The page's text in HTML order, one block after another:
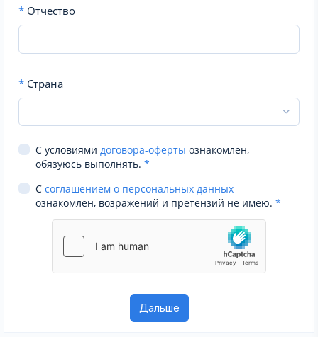
* Отчество
* Страна
С условиями договора-оферты ознакомлен,
обязуюсь выполнять. *
С соглашением о персональных данных
ознакомлен, возражений и претензий не имею. *